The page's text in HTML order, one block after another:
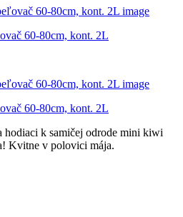
60-80cm, kont. 2L
60-80cm, kont. 2L
k samičej odrode mini kiwi
Kvitne v polovici mája.